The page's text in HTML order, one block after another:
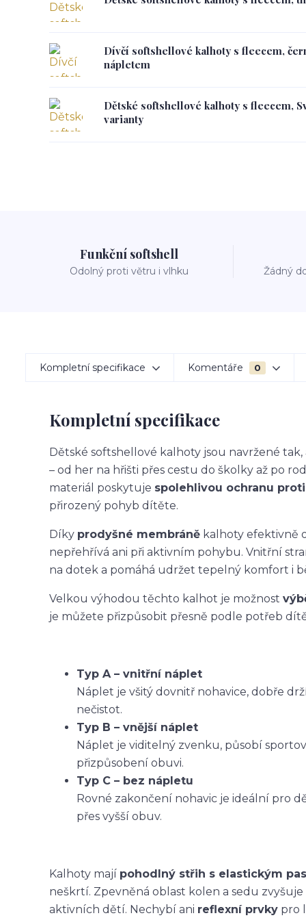
Dívčí softshellové kalhoty s fleecem,
nápletem
Dětské softshellové kalhoty s fleecem,
varianty
Funkční softshell
Odolný proti větru i vlhku Žádný
Kompletní specifikace Komentáře 0
Kompletní specifikace
Dětské softshellové kalhoty jsou navržené
– od her na hřišti přes cestu do školky až po
materiál poskytuje spolehlivou ochranu
přirozený pohyb dítěte.
Díky prodyšné membráně kalhoty efektivně
nepřehřívá ani při aktivním pohybu. Vnitřní
na dotek a pomáhá udržet tepelný komfort i
Velkou výhodou těchto kalhot je možnost
je můžete přizpůsobit přesně podle potřeb
Typ A – vnitřní náplet
Náplet je všitý dovnitř nohavice, dobře
nečistot.
Typ B – vnější náplet
Náplet je viditelný zvenku, působí
přizpůsobení obuvi.
Typ C – bez nápletu
Rovné zakončení nohavic je ideální pro
přes vyšší obuv.
Kalhoty mají pohodlný střih s elastickým
neškrtí. Zpevněná oblast kolen a sedu
aktivních dětí. Nechybí ani reflexní prvky pro